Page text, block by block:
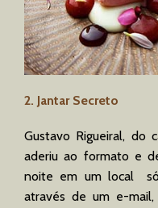
2. Jantar Secreto
Gustavo Rigueiral, do
aderiu ao formato e
noite em um local
através de um e-